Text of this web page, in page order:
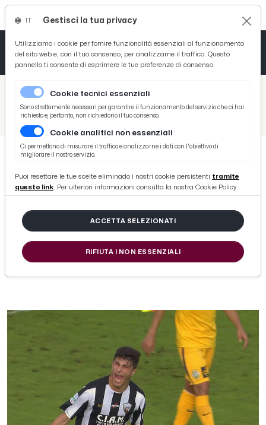
/ Picenotime
/ Ascoli Time
/ Ascoli-Hellas Verona 1-4, i momenti chiave della partita
Ascoli-Hellas Verona 1-4, i momenti
chiave della partita
sabato 15 ottobre 2016
Gestisci la tua privacy
Utilizziamo i cookie per fornire funzionalità essenziali al funzionamento
del sito web e, con il tuo consenso, per analizzarne il traffico. Questo
pannello ti consente di esprimere le tue preferenze di consenso.
Cookie tecnici essenziali
Sono strettamente necessari per garantire il funzionamento del servizio che ci hai
richiesto e, pertanto, non richiedono il tuo consenso.
Cookie analitici non essenziali
Ci permettono di misurare il traffico e analizzarne i dati con l'obiettivo di
migliorare il nostro servizio.
Puoi resettare le tue scelte eliminado i nostri cookie persistenti tramite
questo link. Per ulteriori informazioni consulta la nostra Cookie Policy.
ACCETTA SELEZIONATI
RIFIUTA I NON ESSENZIALI
Tutto News
Tutto Sport
Basket
Ciclismo
Tutto Curiosità